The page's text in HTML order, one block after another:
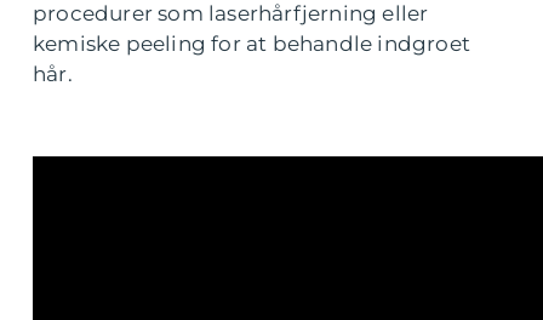
procedurer som laserhårfjerning eller
kemiske peeling for at behandle indgroet
hår.